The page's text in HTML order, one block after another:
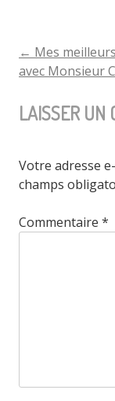
DE
← Mes
avec Monsieur
LAISSER UN
Votre adresse
champs
Commentaire *